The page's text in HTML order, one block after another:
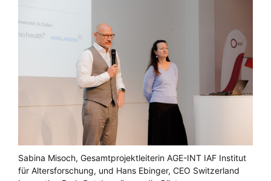
Sabina Misoch, Gesamtprojektleiterin AGE-INT IAF Institut
für Altersforschung, und Hans Ebinger, CEO Switzerland